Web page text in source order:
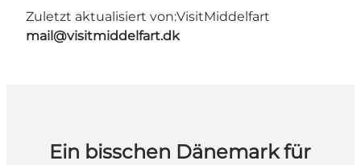
Zuletzt aktualisiert von:VisitMiddelfart
mail@visitmiddelfart.dk
Ein bisschen Dänemark für